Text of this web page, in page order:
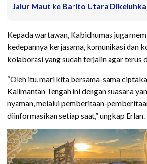
Jalur Maut ke Barito Utara
Kepada wartawan, Kabidhumas juga
kedepannya kerjasama, komunikasi dan
kolaborasi yang sudah terjalin agar terus
“Oleh itu, mari kita bersama-sama
Kalimantan Tengah ini dengan suasana
nyaman, melalui pemberitaan-
diinformasikan setiap saat,” ungkap Erlan.